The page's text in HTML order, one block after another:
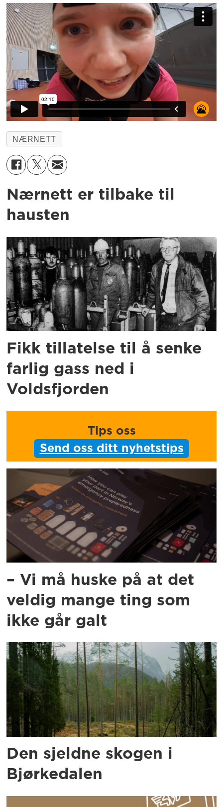
NÆRNETT
Nærnett er tilbake til
hausten
Fikk tillatelse til å senke
farlig gass ned i
Voldsfjorden
Tips oss
Send oss ditt nyhetstips
– Vi må huske på at det
veldig mange ting som
ikke går galt
Den sjeldne skogen i
Bjørkedalen